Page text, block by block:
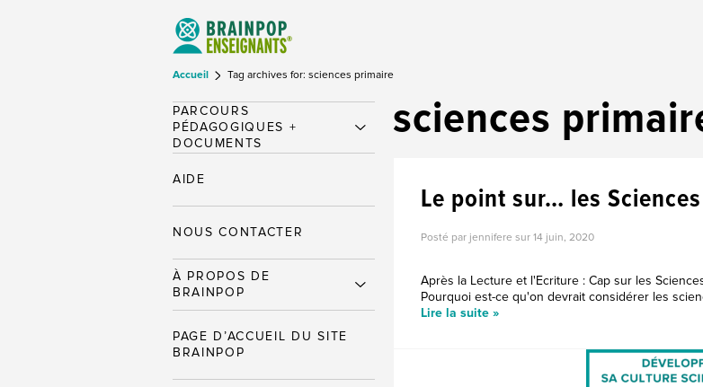
Accueil Tag archives for: sciences primaire
sciences
Le point sur… les Sciences
Posté par jennifere sur 14 juin, 2020
Après la Lecture et l'Ecriture : Cap sur les
Pourquoi est-ce qu'on devrait considérer les
Lire la suite »
PARCOURS
PÉDAGOGIQUES +
DOCUMENTS
AIDE
NOUS CONTACTER
À PROPOS DE
BRAINPOP
PAGE D’ACCUEIL DU SITE
BRAINPOP